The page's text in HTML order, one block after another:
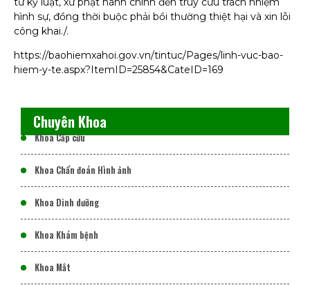
hình sự, đồng thời buộc phải bồi thường thiệt hại và xin lỗi
công khai./.
https://baohiemxahoi.gov.vn/tintuc/Pages/linh-vuc-bao-
hiem-y-te.aspx?ItemID=25854&CateID=169
Chuyên Khoa
Khoa Cấp cứu
Khoa Chẩn đoán Hình ảnh
Khoa Dinh dưỡng
Khoa Khám bệnh
Khoa Mắt